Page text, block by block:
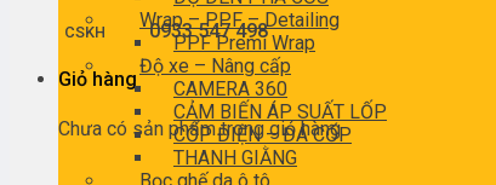
CSKH0933 547 498
Giỏ hàng
Chưa có sản phẩm trong giỏ hàng.
Wrap – PPF – Detailing
PPF Premi Wrap
Độ xe – Nâng cấp
CAMERA 360
CẢM BIẾN ÁP SUẤT LỐP
CỐP ĐIỆN – ĐÁ CỐP
THANH GIẰNG